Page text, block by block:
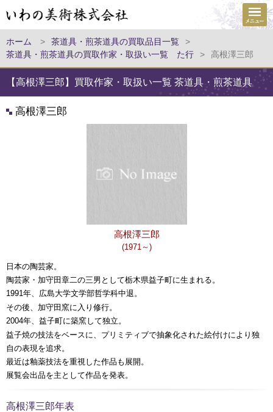
ホーム > 茶道具・煎茶道具の買取品目一覧
>
茶道具・煎茶道具の買取作家・取扱い一覧 た行
> 高根澤三郎
【高根澤三郎】買取作家・取扱い一覧 茶道具・煎茶道具
高根澤三郎
高根澤三郎
(1971～)
日本の陶芸家。
陶芸家・加守田章二の三男として栃木県益子町に生まれる。
1991年、広島大学文学部哲学科中退。
その後、加守田窯に入り修行。
2004年、益子町に築窯して独立。
益子焼の技法をベースに、プリミティブで抽象化された絵付けにより独
自の表現を追求。
最近は釉薬技法を重視した作品も展開。
展覧会出品を主として作品を発表。
高根澤三郎年表